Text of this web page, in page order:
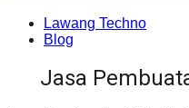
Lawang Techno
Blog
Jasa